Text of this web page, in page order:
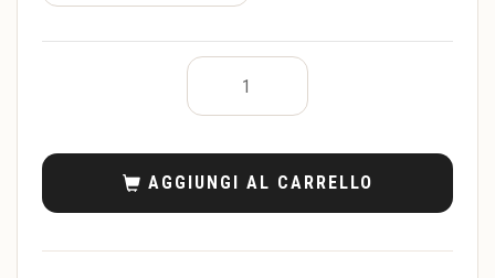
AGGIUNGI AL CARRELLO